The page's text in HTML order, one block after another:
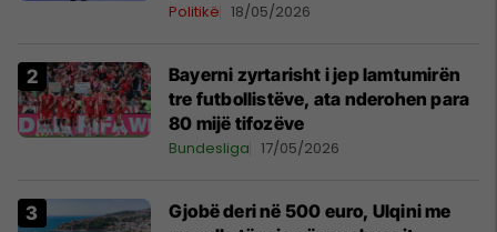
Politikë 18/05/2026
Bayerni zyrtarisht i jep lamtumirën
tre futbollistëve, ata nderohen para
80 mijë tifozëve
Bundesliga 17/05/2026
Gjobë deri në 500 euro, Ulqini me